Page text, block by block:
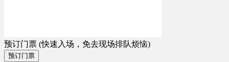
预订门票 (快速入场，免去现场排队烦恼)
预订门票